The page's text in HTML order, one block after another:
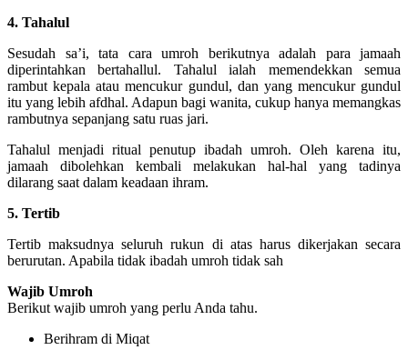
4. Tahalul
Sesudah sa’i, tata cara umroh berikutnya adalah para jamaah
diperintahkan bertahallul. Tahalul ialah memendekkan semua
rambut kepala atau mencukur gundul, dan yang mencukur gundul
itu yang lebih afdhal. Adapun bagi wanita, cukup hanya memangkas
rambutnya sepanjang satu ruas jari.
Tahalul menjadi ritual penutup ibadah umroh. Oleh karena itu,
jamaah dibolehkan kembali melakukan hal-hal yang tadinya
dilarang saat dalam keadaan ihram.
5. Tertib
Tertib maksudnya seluruh rukun di atas harus dikerjakan secara
berurutan. Apabila tidak ibadah umroh tidak sah
Wajib Umroh
Berikut wajib umroh yang perlu Anda tahu.
Berihram di Miqat